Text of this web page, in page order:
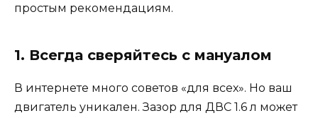
простым рекомендациям.
1. Всегда сверяйтесь с мануалом
В интернете много советов «для всех». Но ваш
двигатель уникален. Зазор для ДВС 1.6 л может